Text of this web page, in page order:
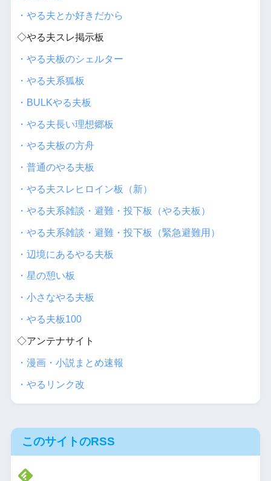
・やる夫とか好きだから
◇やる夫スレ掲示板
・やる夫板のシェルター
・やる夫系狐板
・BULKやる夫板
・やる夫長い理想郷板
・やる夫板の方舟
・普通のやる夫板
・やる夫スレヒロイン板（新）
・やる夫系雑談・避難・投下板（やる夫板）
・やる夫系雑談・避難・投下板（緊急避難用）
・辺境にあるやる夫板
・星の憩い板
・小さなやる夫板
・やる夫板100
◇アンテナサイト
・漫画・小説まとめ速報
・やるリンク改
このサイトのRSS